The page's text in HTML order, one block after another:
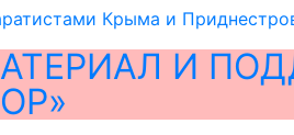
Крыма и
И